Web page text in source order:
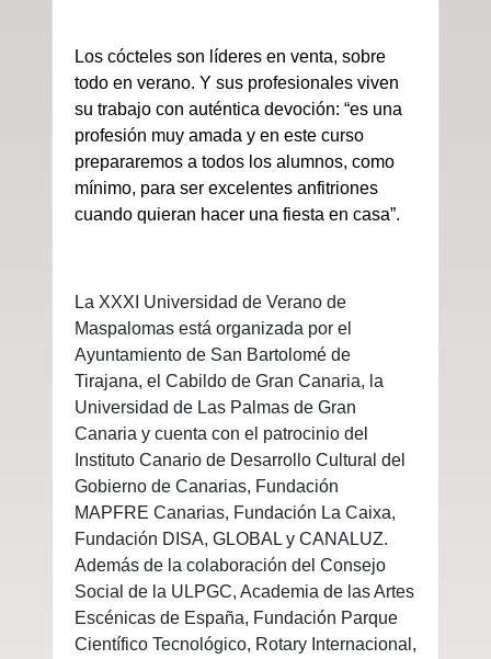
Los cócteles son líderes en venta, sobre
todo en verano. Y sus profesionales viven
su trabajo con auténtica devoción: “es una
profesión muy amada y en este curso
prepararemos a todos los alumnos, como
mínimo, para ser excelentes anfitriones
cuando quieran hacer una fiesta en casa”.
La XXXI Universidad de Verano de
Maspalomas está organizada por el
Ayuntamiento de San Bartolomé de
Tirajana, el Cabildo de Gran Canaria, la
Universidad de Las Palmas de Gran
Canaria y cuenta con el patrocinio del
Instituto Canario de Desarrollo Cultural del
Gobierno de Canarias, Fundación
MAPFRE Canarias, Fundación La Caixa,
Fundación DISA, GLOBAL y CANALUZ.
Además de la colaboración del Consejo
Social de la ULPGC, Academia de las Artes
Escénicas de España, Fundación Parque
Científico Tecnológico, Rotary Internacional,